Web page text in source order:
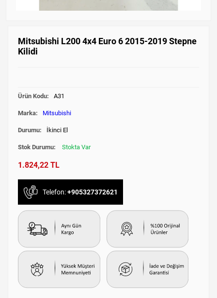
Mitsubishi L200 4x4 Euro 6 2015-2019 Stepne
Kilidi
Ürün Kodu: A31
Marka: Mitsubishi
Durumu: İkinci El
Stok Durumu: Stokta Var
1.824,22 TL
Telefon:+905327372621